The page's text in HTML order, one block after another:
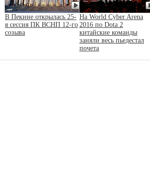
В Пекине открылась 25-
я сессия ПК ВСНП 12-го
созыва
На World Cyber Arena
2016 по Dota 2
китайские команды
заняли весь пьедестал
почета